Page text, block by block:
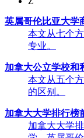
英属哥伦比亚大学
本文从七个
专业。
加拿大公立学校和
本文从五个
的区别。
加拿大大学排行榜
加拿大大学